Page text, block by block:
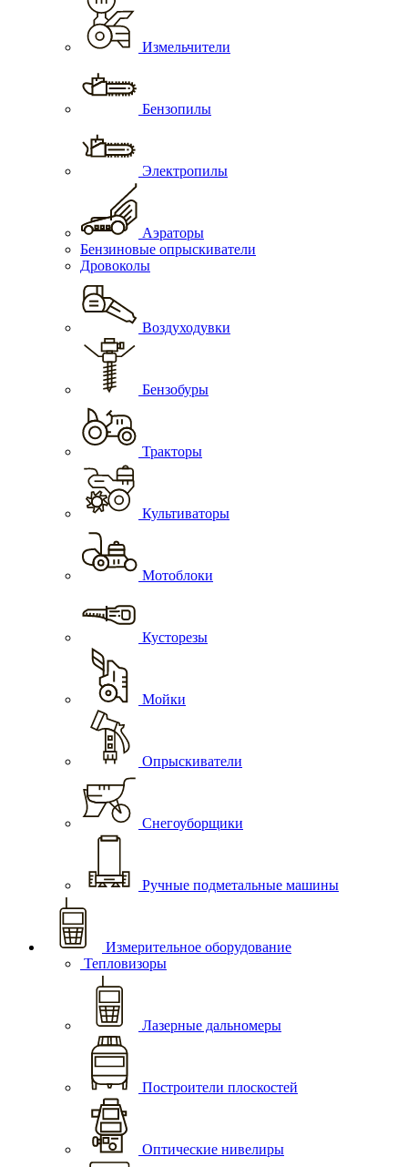
Измельчители
Бензопилы
Электропилы
Аэраторы
Бензиновые опрыскиватели
Дровоколы
Воздуходувки
Бензобуры
Тракторы
Культиваторы
Мотоблоки
Кусторезы
Мойки
Опрыскиватели
Снегоуборщики
Ручные подметальные машины
Измерительное оборудование
Тепловизоры
Лазерные дальномеры
Построители плоскостей
Оптические нивелиры